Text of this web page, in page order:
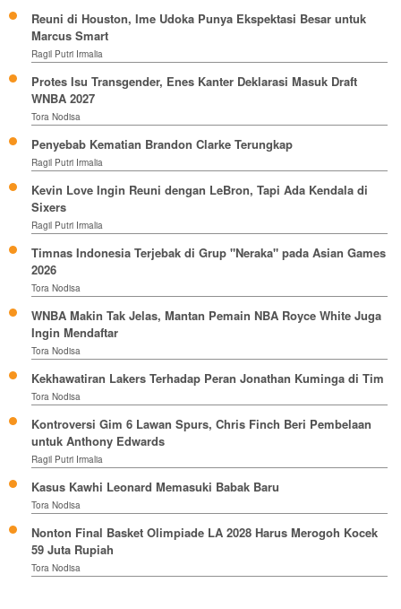
Reuni di Houston, Ime Udoka Punya Ekspektasi Besar untuk
Marcus Smart
Ragil Putri Irmalia
Protes Isu Transgender, Enes Kanter Deklarasi Masuk Draft
WNBA 2027
Tora Nodisa
Penyebab Kematian Brandon Clarke Terungkap
Ragil Putri Irmalia
Kevin Love Ingin Reuni dengan LeBron, Tapi Ada Kendala di
Sixers
Ragil Putri Irmalia
Timnas Indonesia Terjebak di Grup "Neraka" pada Asian Games
2026
Tora Nodisa
WNBA Makin Tak Jelas, Mantan Pemain NBA Royce White Juga
Ingin Mendaftar
Tora Nodisa
Kekhawatiran Lakers Terhadap Peran Jonathan Kuminga di Tim
Tora Nodisa
Kontroversi Gim 6 Lawan Spurs, Chris Finch Beri Pembelaan
untuk Anthony Edwards
Ragil Putri Irmalia
Kasus Kawhi Leonard Memasuki Babak Baru
Tora Nodisa
Nonton Final Basket Olimpiade LA 2028 Harus Merogoh Kocek
59 Juta Rupiah
Tora Nodisa